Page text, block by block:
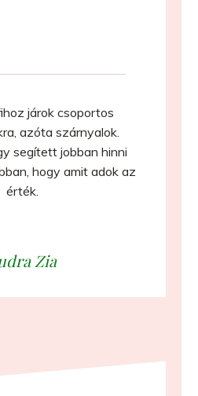
járok csoportos
azóta szárnyalok.
segített jobban hinni
hogy amit adok az
érték.
Zia